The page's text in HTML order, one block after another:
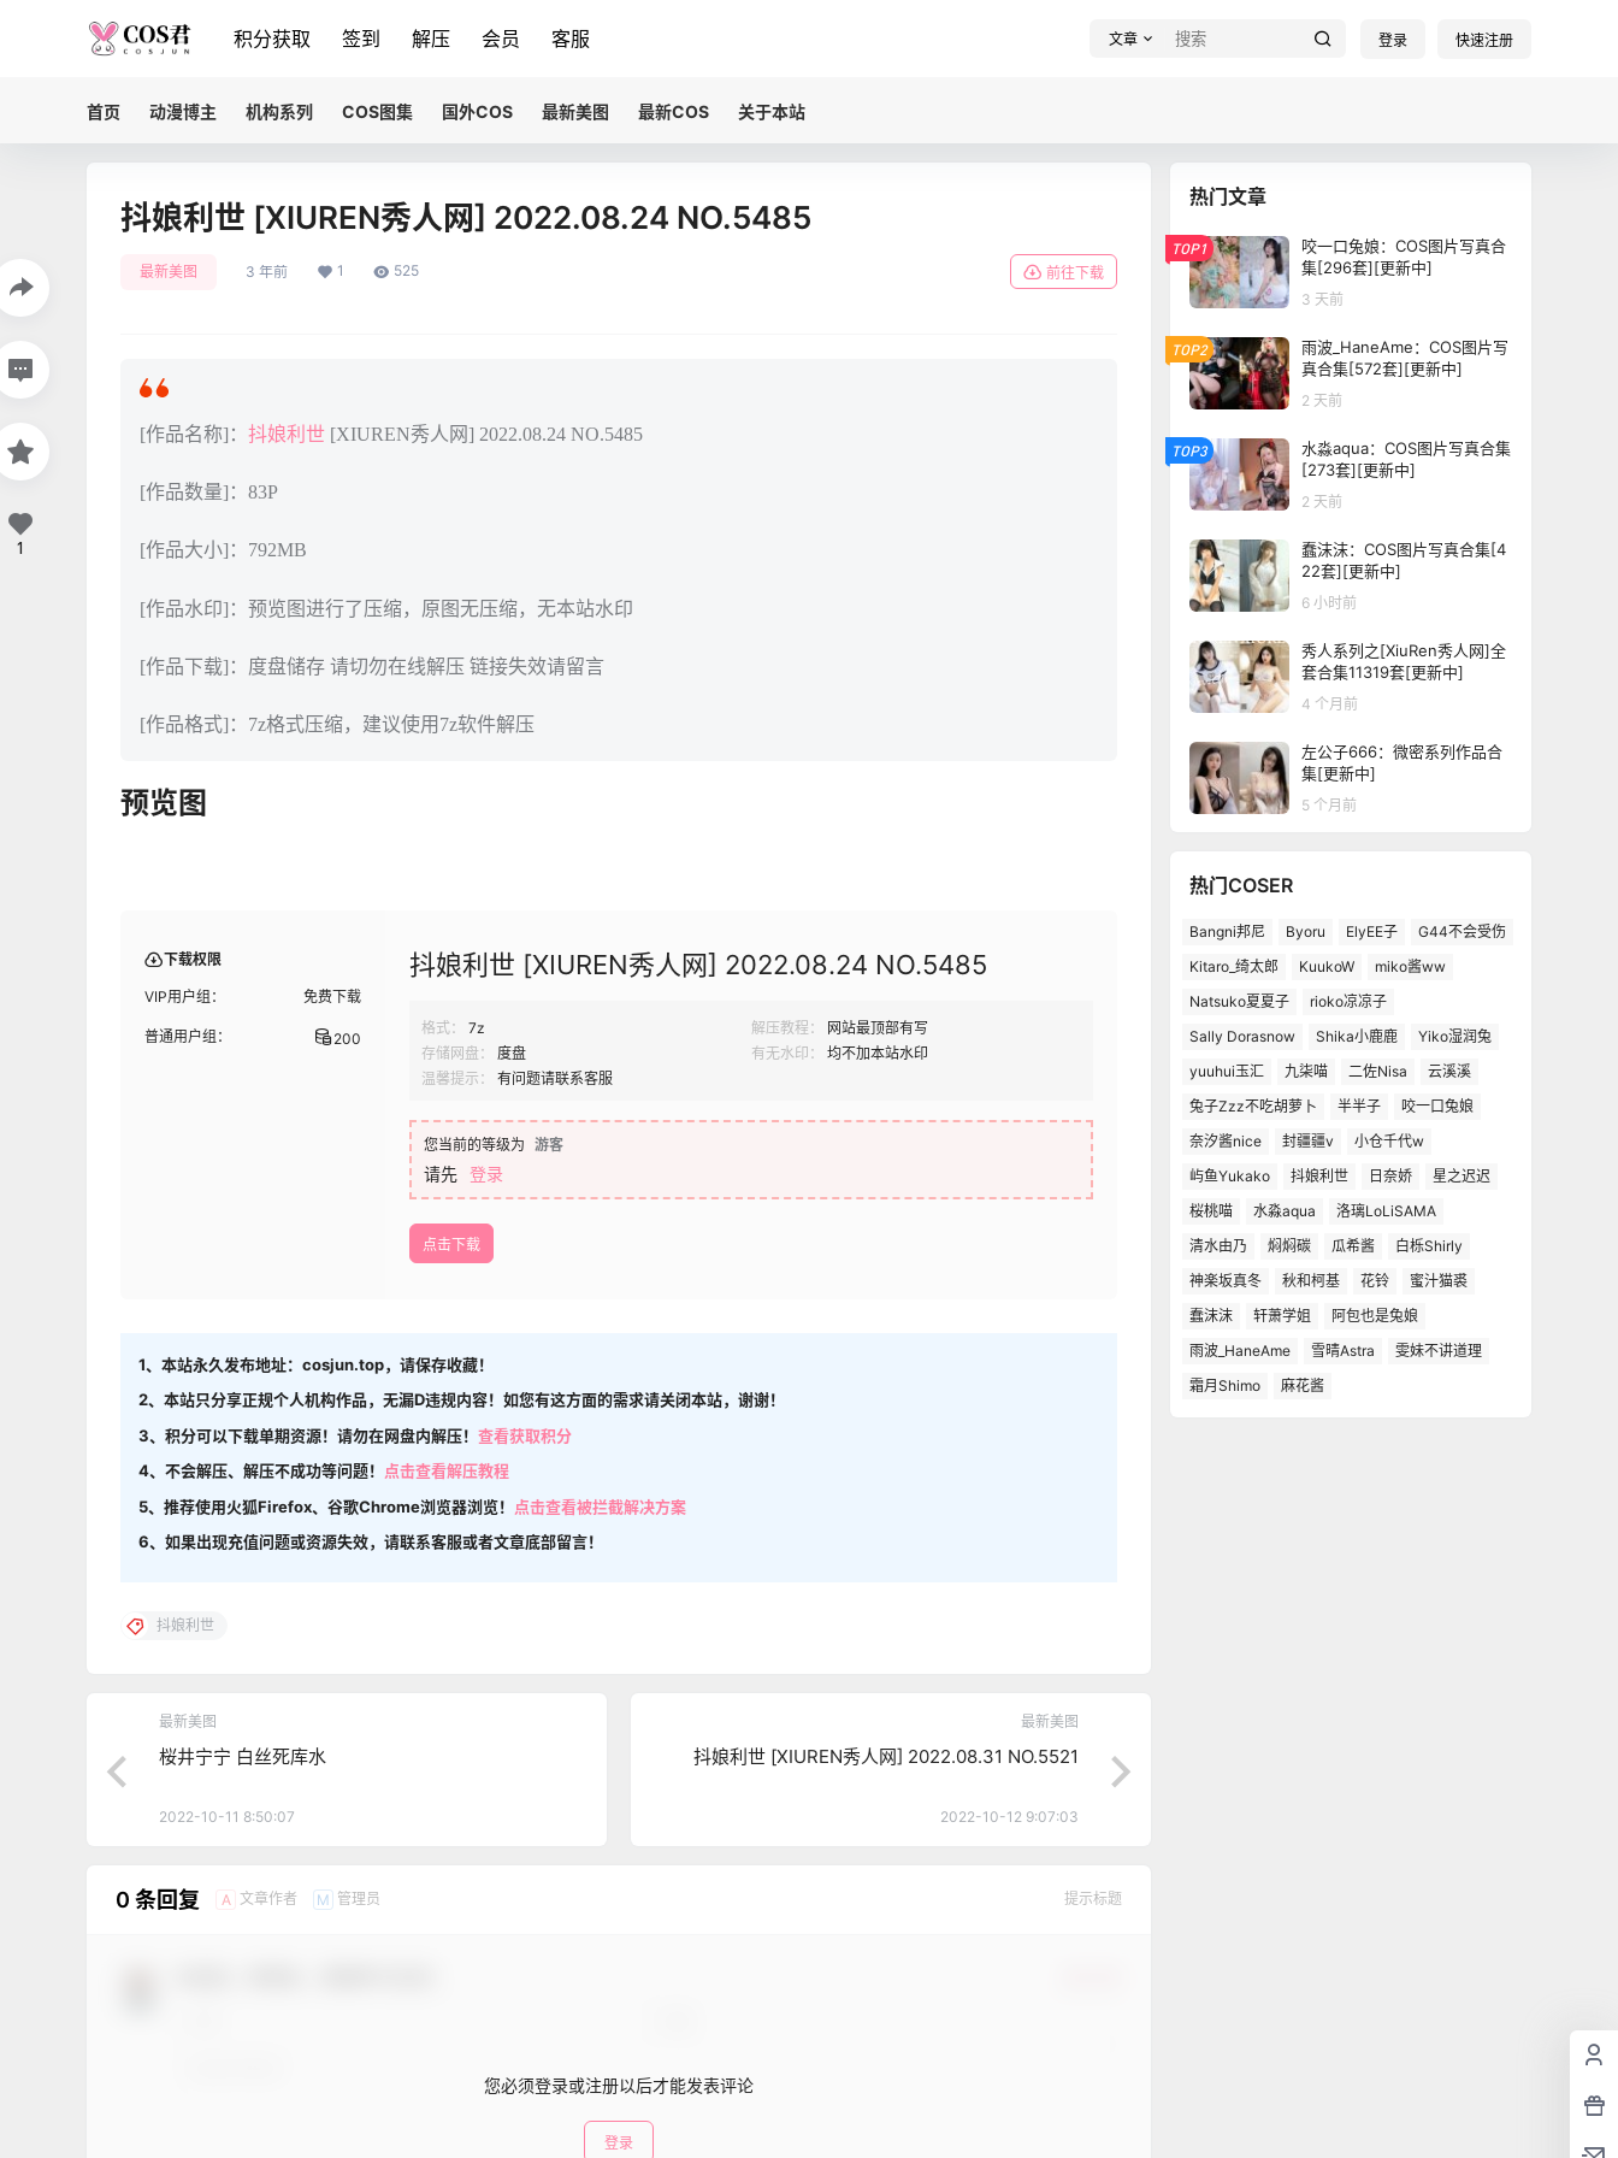
积分获取 签到 解压 会员 客服 文章 登录 快速注册
首页 动漫博主 机构系列 COS图集 国外COS 最新美图 最新COS 关于本站
抖娘利世 [XIUREN秀人网] 2022.08.24 NO.5485
最新美图 3 年前 1 525 前往下载
[作品名称]： 抖娘利世 [XIUREN秀人网] 2022.08.24 NO.5485
[作品数量]：83P
[作品大小]：792MB
[作品水印]：预览图进行了压缩，原图无压缩，无本站水印
[作品下载]：度盘储存 请切勿在线解压 链接失效请留言
[作品格式]：7z格式压缩，建议使用7z软件解压
预览图
下载权限
VIP用户组： 免费下载
普通用户组： 200
抖娘利世 [XIUREN秀人网] 2022.08.24 NO.5485
格式： 7z 解压教程：
网站最顶部有写
存储网盘：
度盘 有无水印：
均不加本站水印
温馨提示：
有问题请联系客服
您当前的等级为 游客
请先 登录
点击下载
1、本站永久发布地址：cosjun.top，请保存收藏！
2、本站只分享正规个人机构作品，无漏D违规内容！如您有这方面的需求请关闭本站，谢谢！
3、积分可以下载单期资源！请勿在网盘内解压！ 查看获取积分
4、不会解压、解压不成功等问题！
点击查看解压教程
5、推荐使用火狐Firefox、谷歌Chrome浏览器浏览！
点击查看被拦截解决方案
6、如果出现充值问题或资源失效，请联系客服或者文章底部留言！
1
抖娘利世
最新美图
桜井宁宁 白丝死库水
2022-10-11 8:50:07
最新美图
抖娘利世 [XIUREN秀人网] 2022.08.31 NO.5521
2022-10-12 9:07:03
0 条回复 A 文章作者 M 管理员 提示标题
您必须登录或注册以后才能发表评论
登录
热门文章
TOP1
咬一口兔娘：COS图片写真合
集[296套][更新中]
3 天前
TOP2
雨波_HaneAme：COS图片写
真合集[572套][更新中]
2 天前
TOP3
水淼aqua：COS图片写真合集
[273套][更新中]
2 天前
蠢沫沫：COS图片写真合集[4
22套][更新中]
6 小时前
秀人系列之[XiuRen秀人网]全
套合集11319套[更新中]
4 个月前
左公子666：微密系列作品合
集[更新中]
5 个月前
热门COSER
Bangni邦尼 Byoru ElyEE子
G44不会受伤
Kitaro_绮太郎
KuukoW
miko酱ww
Natsuko夏夏子
rioko凉凉子
Sally Dorasnow
Shika小鹿鹿
Yiko湿润兔
yuuhui玉汇
九柒喵 二佐Nisa
云溪溪
兔子Zzz不吃胡萝卜
半半子
咬一口兔娘
奈汐酱nice
封疆疆v
小仓千代w
屿鱼Yukako
抖娘利世 日奈娇
星之迟迟
桜桃喵
水淼aqua
洛璃LoLiSAMA
清水由乃
焖焖碳 瓜希酱
白栎Shirly
神楽坂真冬
秋和柯基 花铃
蜜汁猫裘
蠢沫沫
轩萧学姐
阿包也是兔娘
雨波_HaneAme
雪晴Astra
雯妹不讲道理
霜月Shimo
麻花酱